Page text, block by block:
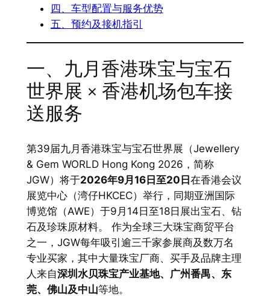
四、车型配置与服务优势
五、预约及接机指引
一、九月香港珠宝与宝石
世界展 × 香港机场包车接
送服务
第39届九月香港珠宝与宝石世界展（Jewellery
& Gem WORLD Hong Kong 2026，简称
JGW）将于2026年9月16日至20日在香港会议
展览中心（湾仔HKCEC）举行，同期亚洲国际
博览馆（AWE）于9月14日至18日展出宝石、钻
石及珍珠原材料。 作为全球三大珠宝商贸平台
之一，JGW每年吸引逾三千家参展商及数万名
专业买家，其中大量珠宝厂商、买手及品牌主理
人来自深圳水贝珠宝产业基地、广州番禺、东
莞、佛山及中山等地。